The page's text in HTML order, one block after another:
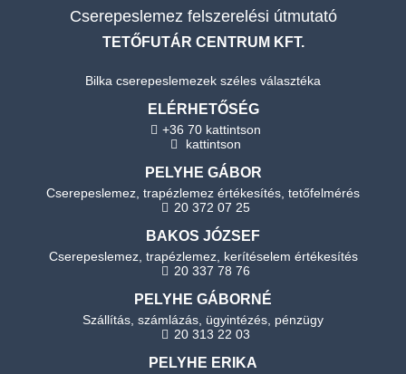
Cserepeslemez felszerelési útmutató
TETŐFUTÁR CENTRUM KFT.
Bilka cserepeslemezek széles választéka
ELÉRHETŐSÉG
+36 70 kattintson
kattintson
PELYHE GÁBOR
Cserepeslemez, trapézlemez értékesítés, tetőfelmérés
20 372 07 25
BAKOS JÓZSEF
Cserepeslemez, trapézlemez, kerítéselem értékesítés
20 337 78 76
PELYHE GÁBORNÉ
Szállítás, számlázás, ügyintézés, pénzügy
20 313 22 03
PELYHE ERIKA